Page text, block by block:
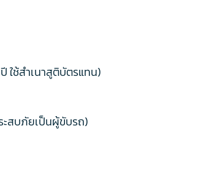
ใช้สำเนาสูติบัตรแทน)
ะสบภัยเป็นผู้ขับรถ)